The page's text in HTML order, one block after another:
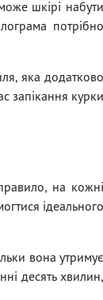
шкірі набути
потрібно
яка додатково
запікання курки
на кожні
ідеального
вона утримує
десять хвилин,